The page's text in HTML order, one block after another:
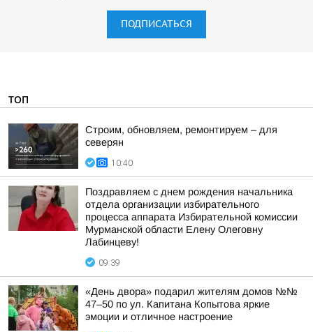
ПОДПИСАТЬСЯ
ТОП
Строим, обновляем, ремонтируем – для
северян
10:40
Поздравляем с днем рождения начальника
отдела организации избирательного
процесса аппарата Избирательной комиссии
Мурманской области Елену Олеговну
Лабинцеву!
09:39
«День двора» подарил жителям домов №№
47–50 по ул. Капитана Копытова яркие
эмоции и отличное настроение